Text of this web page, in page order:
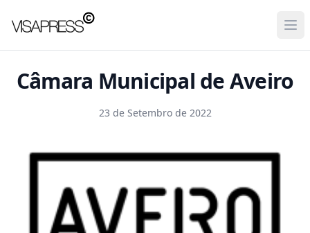
Visapress
Câmara Municipal de Aveiro
23 de Setembro de 2022